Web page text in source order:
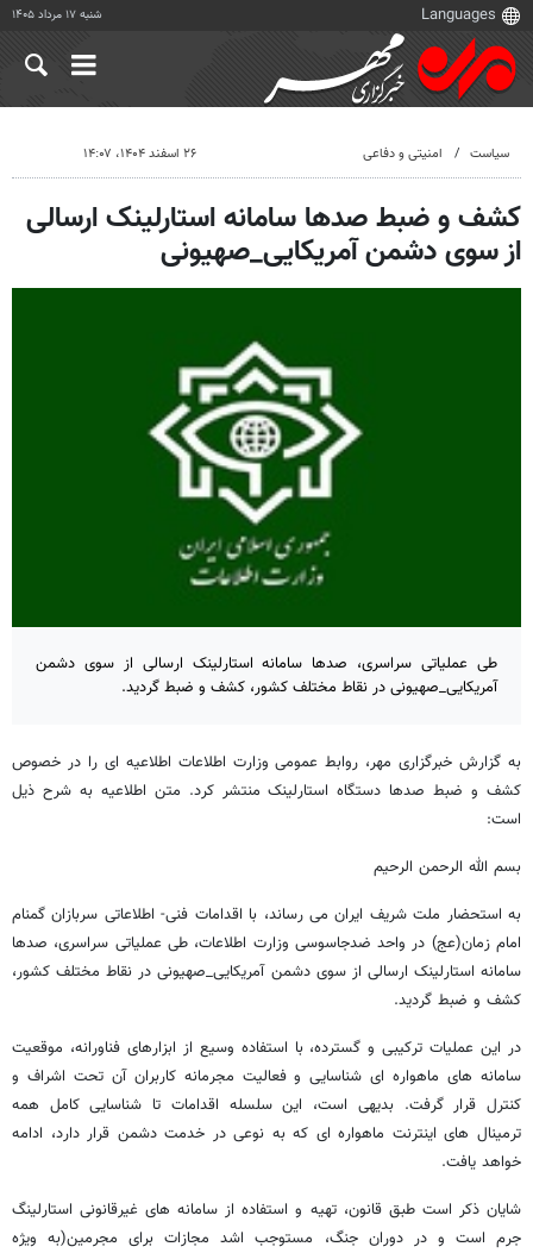
شنبه ۱۷ مرداد ۱۴۰۵
سیاست امنیتی و دفاعی ۲۶ اسفند ۱۴۰۴، ۱۴:۰۷
کشف و ضبط صدها سامانه استارلینک ارسالی
از سوی دشمن آمریکایی_صهیونی
طی عملیاتی سراسری، صدها سامانه استارلینک ارسالی از سوی دشمن
آمریکایی_صهیونی در نقاط مختلف کشور، کشف و ضبط گردید.
به گزارش خبرگزاری مهر، روابط عمومی وزارت اطلاعات اطلاعیه ای را در خصوص
کشف و ضبط صدها دستگاه استارلینک منتشر کرد. متن اطلاعیه به شرح ذیل
است:
بسم الله الرحمن الرحیم
به استحضار ملت شریف ایران می رساند، با اقدامات فنی- اطلاعاتی سربازان گمنام
امام زمان(عج) در واحد ضدجاسوسی وزارت اطلاعات، طی عملیاتی سراسری، صدها
سامانه استارلینک ارسالی از سوی دشمن آمریکایی_صهیونی در نقاط مختلف کشور،
کشف و ضبط گردید.
در این عملیات ترکیبی و گسترده، با استفاده وسیع از ابزارهای فناورانه، موقعیت
سامانه های ماهواره ای شناسایی و فعالیت مجرمانه کاربران آن تحت اشراف و
کنترل قرار گرفت. بدیهی است، این سلسله اقدامات تا شناسایی کامل همه
ترمینال های اینترنت ماهواره ای که به نوعی در خدمت دشمن قرار دارد، ادامه
خواهد یافت.
شایان ذکر است طبق قانون، تهیه و استفاده از سامانه های غیرقانونی استارلینگ
جرم است و در دوران جنگ، مستوجب اشد مجازات برای مجرمین(به ویژه